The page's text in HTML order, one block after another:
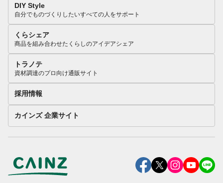
DIY Style
自分でものづくりしたいすべての人をサポート
くらシェア
商品を組み合わせたくらしのアイデアシェア
トラノテ
資材調達のプロ向け通販サイト
採用情報
カインズ 企業サイト